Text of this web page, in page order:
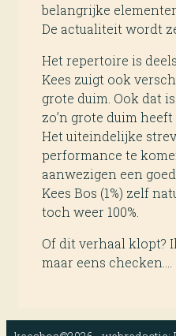
belangrijke
De actualiteit wordt
Het repertoire is
Kees zuigt ook
grote duim. Ook dat
zo’n grote duim
Het uiteindelijke
performance te
aanwezigen een
Kees Bos (1%) zelf
toch weer 100%.
Of dit verhaal klopt?
maar eens checken….